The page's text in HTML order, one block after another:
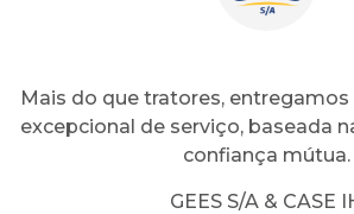
Mais do que tratores,
excepcional de serviço, baseada
confiança mútua.
GEES S/A & CASE